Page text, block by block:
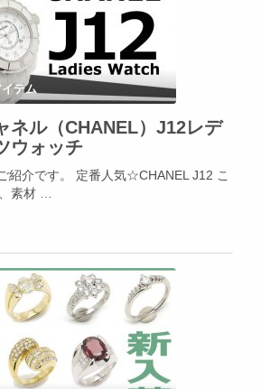
テム
ネル（CHANEL）J12レデ
ウォッチ
紹介です。 定番人気☆CHANEL J12 こ
素材 …